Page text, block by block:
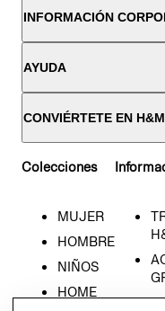
INFORMACIÓN
AYUDA
CONVIÉRTETE EN
Colecciones
MUJER
HOMBRE
NIÑOS
HOME